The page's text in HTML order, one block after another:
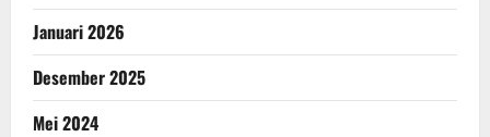
Januari 2026
Desember 2025
Mei 2024